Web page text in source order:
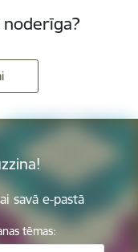
savā e-pastā
tēmas: